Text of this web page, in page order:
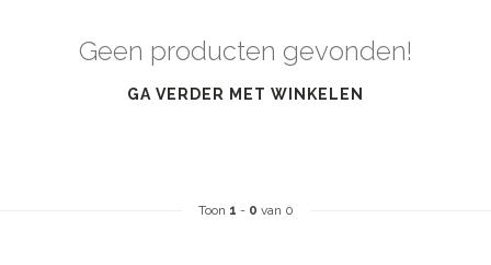
Geen producten gevonden!
GA VERDER MET WINKELEN
Toon 1 - 0 van 0